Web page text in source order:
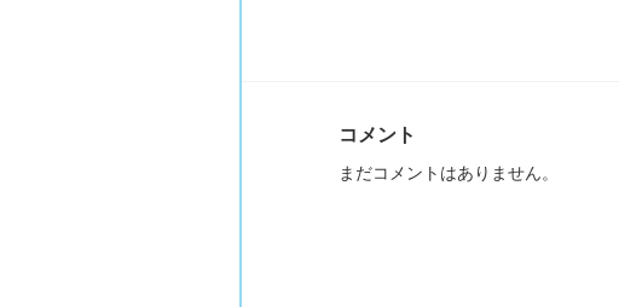
コメント
まだコメントはありません。